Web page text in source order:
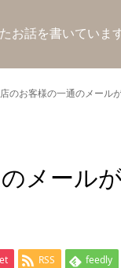
お話を書いています
のお客様の一通のメール
メールが
RSS feedly